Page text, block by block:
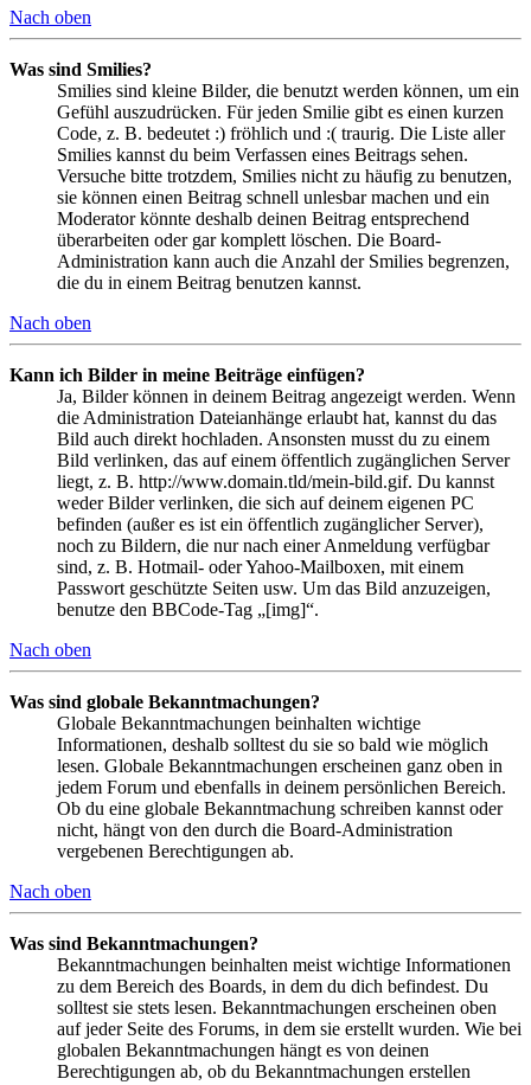
Nach oben
Was sind Smilies?
Smilies sind kleine Bilder, die benutzt werden können, um ein
Gefühl auszudrücken. Für jeden Smilie gibt es einen kurzen
Code, z. B. bedeutet :) fröhlich und :( traurig. Die Liste aller
Smilies kannst du beim Verfassen eines Beitrags sehen.
Versuche bitte trotzdem, Smilies nicht zu häufig zu benutzen,
sie können einen Beitrag schnell unlesbar machen und ein
Moderator könnte deshalb deinen Beitrag entsprechend
überarbeiten oder gar komplett löschen. Die Board-
Administration kann auch die Anzahl der Smilies begrenzen,
die du in einem Beitrag benutzen kannst.
Nach oben
Kann ich Bilder in meine Beiträge einfügen?
Ja, Bilder können in deinem Beitrag angezeigt werden. Wenn
die Administration Dateianhänge erlaubt hat, kannst du das
Bild auch direkt hochladen. Ansonsten musst du zu einem
Bild verlinken, das auf einem öffentlich zugänglichen Server
liegt, z. B. http://www.domain.tld/mein-bild.gif. Du kannst
weder Bilder verlinken, die sich auf deinem eigenen PC
befinden (außer es ist ein öffentlich zugänglicher Server),
noch zu Bildern, die nur nach einer Anmeldung verfügbar
sind, z. B. Hotmail- oder Yahoo-Mailboxen, mit einem
Passwort geschützte Seiten usw. Um das Bild anzuzeigen,
benutze den BBCode-Tag „[img]“.
Nach oben
Was sind globale Bekanntmachungen?
Globale Bekanntmachungen beinhalten wichtige
Informationen, deshalb solltest du sie so bald wie möglich
lesen. Globale Bekanntmachungen erscheinen ganz oben in
jedem Forum und ebenfalls in deinem persönlichen Bereich.
Ob du eine globale Bekanntmachung schreiben kannst oder
nicht, hängt von den durch die Board-Administration
vergebenen Berechtigungen ab.
Nach oben
Was sind Bekanntmachungen?
Bekanntmachungen beinhalten meist wichtige Informationen
zu dem Bereich des Boards, in dem du dich befindest. Du
solltest sie stets lesen. Bekanntmachungen erscheinen oben
auf jeder Seite des Forums, in dem sie erstellt wurden. Wie bei
globalen Bekanntmachungen hängt es von deinen
Berechtigungen ab, ob du Bekanntmachungen erstellen